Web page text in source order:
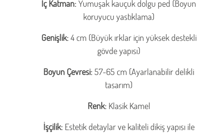
İç Katman:Yumuşak kauçuk dolgu ped (Boyun
koruyucu yastıklama)
Genişlik:4 cm (Büyük ırklar için yüksek destekli
gövde yapısı)
Boyun Çevresi:57-65 cm (Ayarlanabilir delikli
tasarım)
Renk:Klasik Kamel
İşçilik:Estetik detaylar ve kaliteli dikiş yapısı ile